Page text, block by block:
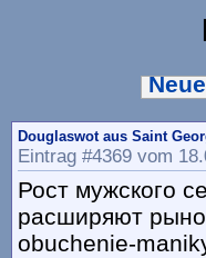
Douglaswot aus Saint
Eintrag #4369 vom
Рост мужского
расширяют
obuchenie-